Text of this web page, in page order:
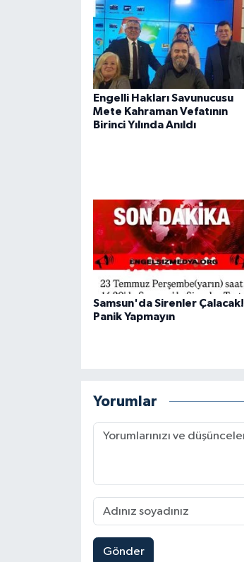
Engelli Hakları Savunucusu
Mete Kahraman Vefatının
Birinci Yılında Anıldı
Samsun'da Sirenler Çalacak!
Panik Yapmayın
Yorumlar
Gönder